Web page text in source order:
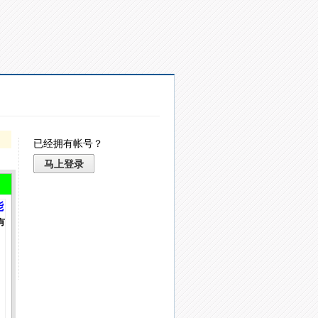
已经拥有帐号？
马上登录